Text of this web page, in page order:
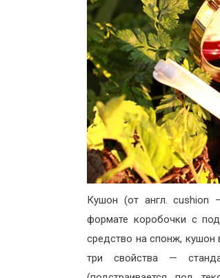
Кушон (от англ. cushion
формате коробочки с
средство на спонж, кушон
три свойства —